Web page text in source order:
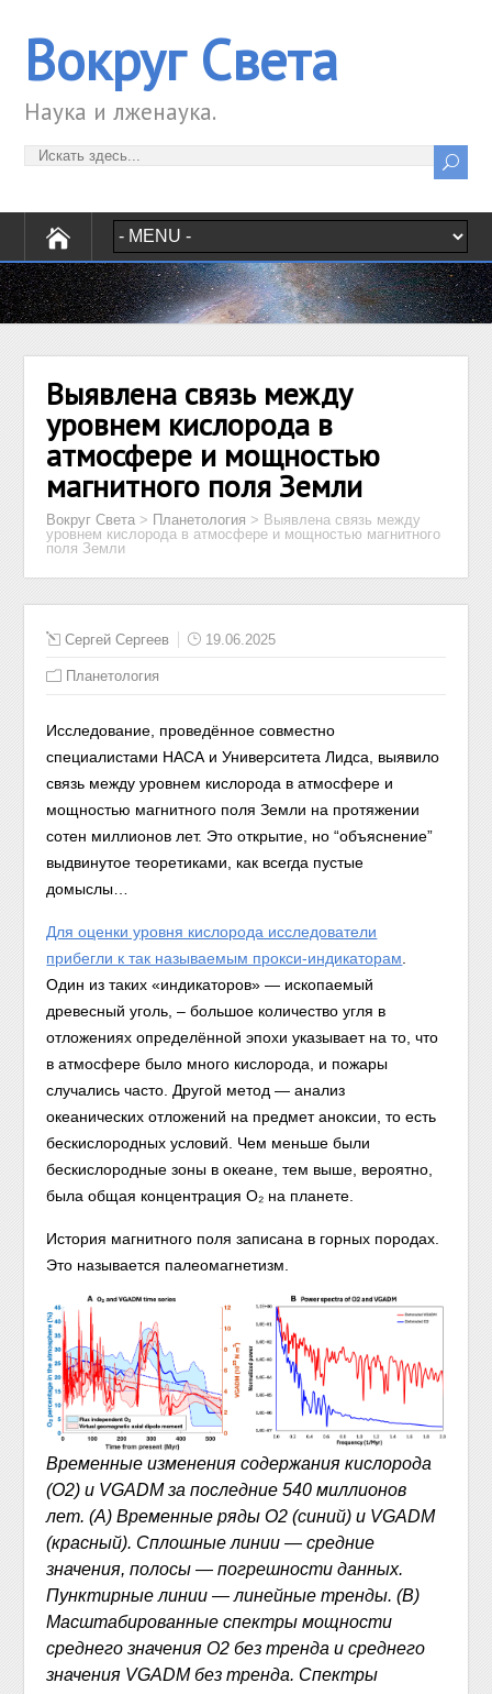
Вокруг Света
Наука и лженаука.
Выявлена связь между
уровнем кислорода в
атмосфере и мощностью
магнитного поля Земли
Вокруг Света > Планетология > Выявлена связь между
уровнем кислорода в атмосфере и мощностью магнитного
поля Земли
Сергей Сергеев 19.06.2025
Планетология
Исследование, проведённое совместно
специалистами НАСА и Университета Лидса, выявило
связь между уровнем кислорода в атмосфере и
мощностью магнитного поля Земли на протяжении
сотен миллионов лет. Это открытие, но “объяснение”
выдвинутое теоретиками, как всегда пустые
домыслы…
Для оценки уровня кислорода исследователи
прибегли к так называемым прокси-индикаторам.
Один из таких «индикаторов» — ископаемый
древесный уголь, – большое количество угля в
отложениях определённой эпохи указывает на то, что
в атмосфере было много кислорода, и пожары
случались часто. Другой метод — анализ
океанических отложений на предмет аноксии, то есть
бескислородных условий. Чем меньше были
бескислородные зоны в океане, тем выше, вероятно,
была общая концентрация O₂ на планете.
История магнитного поля записана в горных породах.
Это называется палеомагнетизм.
Временные изменения содержания кислорода
(O2) и VGADM за последние 540 миллионов
лет. (A) Временные ряды O2 (синий) и VGADM
(красный). Сплошные линии — средние
значения, полосы — погрешности данных.
Пунктирные линии — линейные тренды. (B)
Масштабированные спектры мощности
среднего значения O2 без тренда и среднего
значения VGADM без тренда. Спектры